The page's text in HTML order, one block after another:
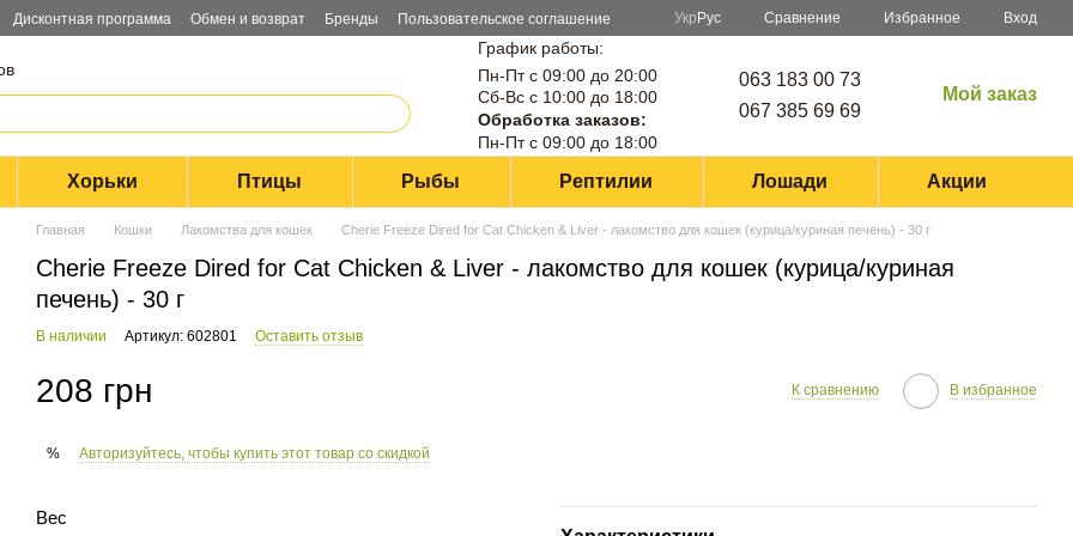
Дисконтная программа Обмен и возврат Бренды
Пользовательское соглашение
Укр Рус Сравнение Избранное Вход
График работы:
Пн-Пт с 09:00 до 20:00
Сб-Вс с 10:00 до 18:00
Обработка заказов:
Пн-Пт с 09:00 до 18:00
063 183 00 73
067 385 69 69
Мой заказ
Хорьки Птицы Рыбы Рептилии Лошади Акции
Главная Кошки Лакомства для кошек Cherie Freeze Dired for Cat Chicken & Liver - лакомство для кошек (курица/куриная печень) - 30 г
Cherie Freeze Dired for Cat Chicken & Liver - лакомство для кошек (курица/куриная
печень) - 30 г
В наличии Артикул: 602801 Оставить отзыв
208 грн К сравнению В избранное
% Авторизуйтесь, чтобы купить этот товар со скидкой
Вес